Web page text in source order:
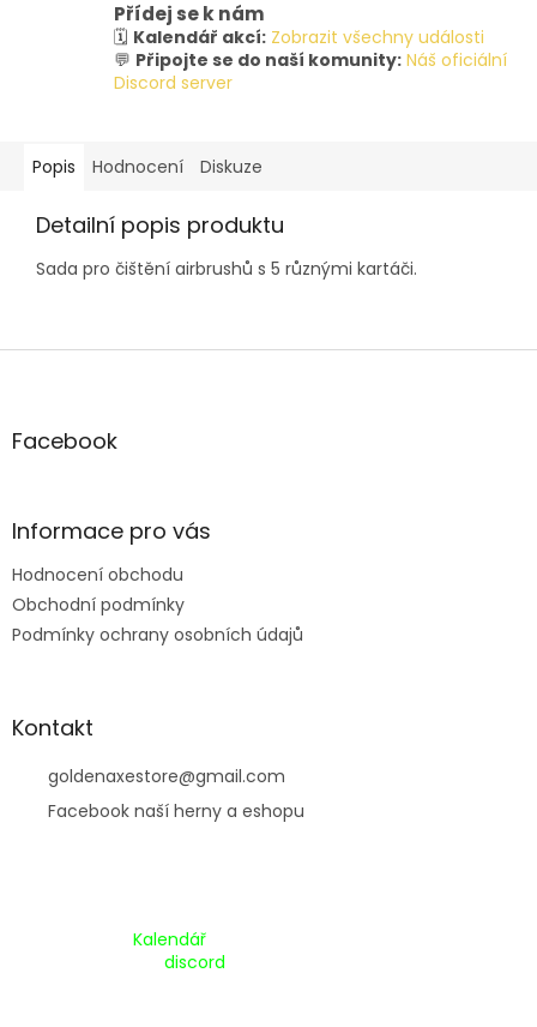
Přídej se k nám
🗓️ Kalendář akcí: Zobrazit všechny události
💬 Připojte se do naší komunity: Náš oficiální
Discord server
Popis Hodnocení Diskuze
Detailní popis produktu
Sada pro čištění airbrushů s 5 různými kartáči.
Z
aFacebook
Informace pro vás
Hodnocení obchodu
Obchodní podmínky
Podmínky ochrany osobních údajů
Kontakt
goldenaxestore@gmail.com
Facebook naší herny a eshopu
Kalendář
discord